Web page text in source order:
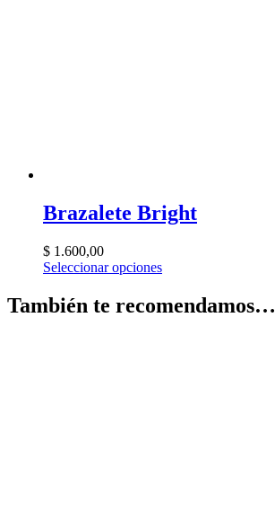
Brazalete Bright
$ 1.600,00
Seleccionar opciones
También te recomendamos…